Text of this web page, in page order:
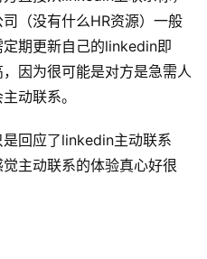
（没有什么HR资源）一般
期更新自己的linkedin即
因为很可能是对方是急需人
动联系。
回应了linkedin主动联系
主动联系的体验真心好很